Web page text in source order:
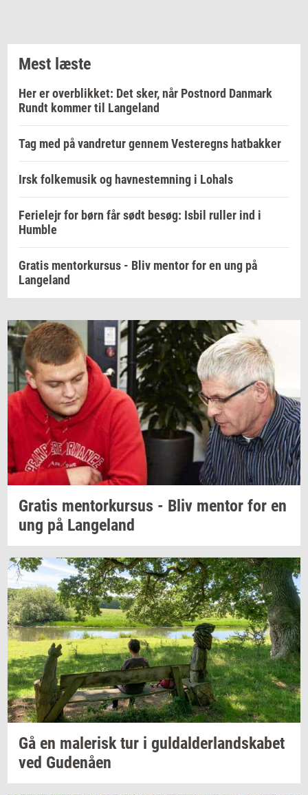
Mest læste
Her er overblikket: Det sker, når Postnord Danmark
Rundt kommer til Langeland
Tag med på vandretur gennem Vesteregns hatbakker
Irsk folkemusik og havnestemning i Lohals
Ferielejr for børn får sødt besøg: Isbil ruller ind i
Humble
Gratis mentorkursus - Bliv mentor for en ung på
Langeland
Gra­tis men­tor­kur­sus - Bliv men­tor for en
ung på Lan­geland
Gå en ma­le­risktur i gul­dal­der­land­ska­bet
ved Gu­denå­en